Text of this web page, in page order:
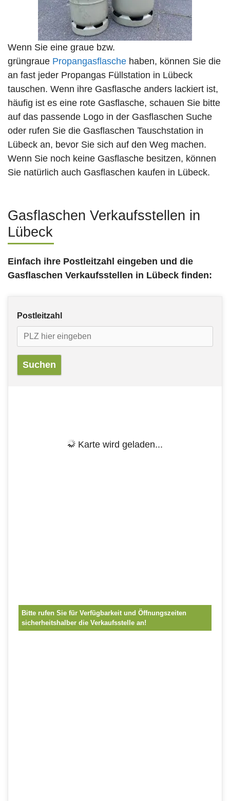
Wenn Sie eine graue bzw.
grüngraue Propangasflasche haben, können Sie die
an fast jeder Propangas Füllstation in Lübeck
tauschen. Wenn ihre Gasflasche anders lackiert ist,
häufig ist es eine rote Gasflasche, schauen Sie bitte
auf das passende Logo in der Gasflaschen Suche
oder rufen Sie die Gasflaschen Tauschstation in
Lübeck an, bevor Sie sich auf den Weg machen.
Wenn Sie noch keine Gasflasche besitzen, können
Sie natürlich auch Gasflaschen kaufen in Lübeck.
Gasflaschen Verkaufsstellen in
Lübeck
Einfach ihre Postleitzahl eingeben und die
Gasflaschen Verkaufsstellen in Lübeck finden:
Postleitzahl
Karte wird geladen...
Bitte rufen Sie für Verfügbarkeit und Öffnungszeiten
sicherheitshalber die Verkaufsstelle an!